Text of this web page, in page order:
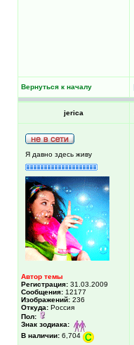
Вернуться к началу
jerica
Я давно здесь живу
Автор темы
Регистрация: 31.03.2009
Сообщения: 12177
Изображений: 236
Откуда: Россия
Пол:
Знак зодиака:
В наличии: 6,704